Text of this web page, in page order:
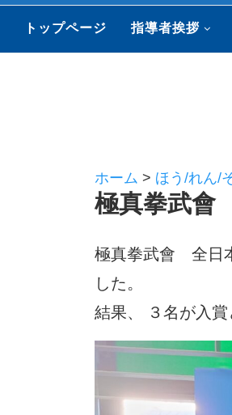
トップページ 指導者挨拶
ホーム > ほう/れん/
極真拳武
極真拳武會 全日
した。
結果、 ３名が入賞